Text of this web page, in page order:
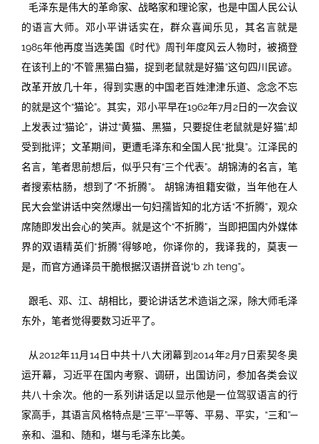
毛泽东是伟大的革命家、战略家和理论家，也是中国人民公认
的语言大师。邓小平讲话实在，群众喜闻乐见，其名言就是
1985年他再度当选美国《时代》周刊年度风云人物时，被摘登
在该刊上的“不管黑猫白猫，捉到老鼠就是好猫”这句四川民谚。
改革开放几十年，得到实惠的中国老百姓津津乐道、念念不忘
的就是这个“猫论”。其实，邓小平早在1962年7月2日的一次会议
上发表过“猫论”，讲过“黄猫、黑猫，只要捉住老鼠就是好猫”,却
受到批评；文革期间，更遭毛泽东和全国人民“批臭”。江泽民的
名言，笔者思前想后，似乎只有“三个代表”。胡锦涛的名言，笔
者搜索枯肠，想到了“不折腾”。 胡锦涛祖籍安徽，当年他在人
民大会堂讲话中突然爆出一句妇孺皆知的北方话“不折腾”，观众
席随即发出会心的笑声。就是这个“不折腾”，当即把国内外媒体
界的双语精英们“折腾”得够呛，你译你的，我译我的，莫衷一
是，而官方通译员干脆根据汉语拼音说“b zh teng”。
跟毛、邓、江、胡相比，要论讲话艺术造诣之深，除大师毛泽
东外，笔者觉得要数习近平了。
从2012年11月14日中共十八大闭幕到2014年2月7日索契冬奥
运开幕，习近平在国内考察、调研，出国访问，参加各类会议
共八十余次。他的一系列讲话足以显示他是一位驾驭语言的行
家高手，其语言风格特点是“三平”─平等、平易、平实，“三和”─
亲和、温和、随和，堪与毛泽东比美。